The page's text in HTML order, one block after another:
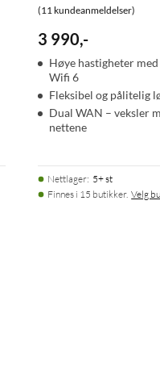
(11 kundeanmeldelser)
3 990,-
Høye hastigheter med
Wifi 6
Fleksibel og pålitelig
Dual WAN – veksler
nettene
Nettlager: 5+ st
Finnes i 15 butikker. Velg